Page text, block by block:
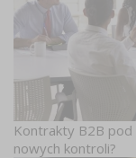
Kontrakty B2B
nowych kontroli?